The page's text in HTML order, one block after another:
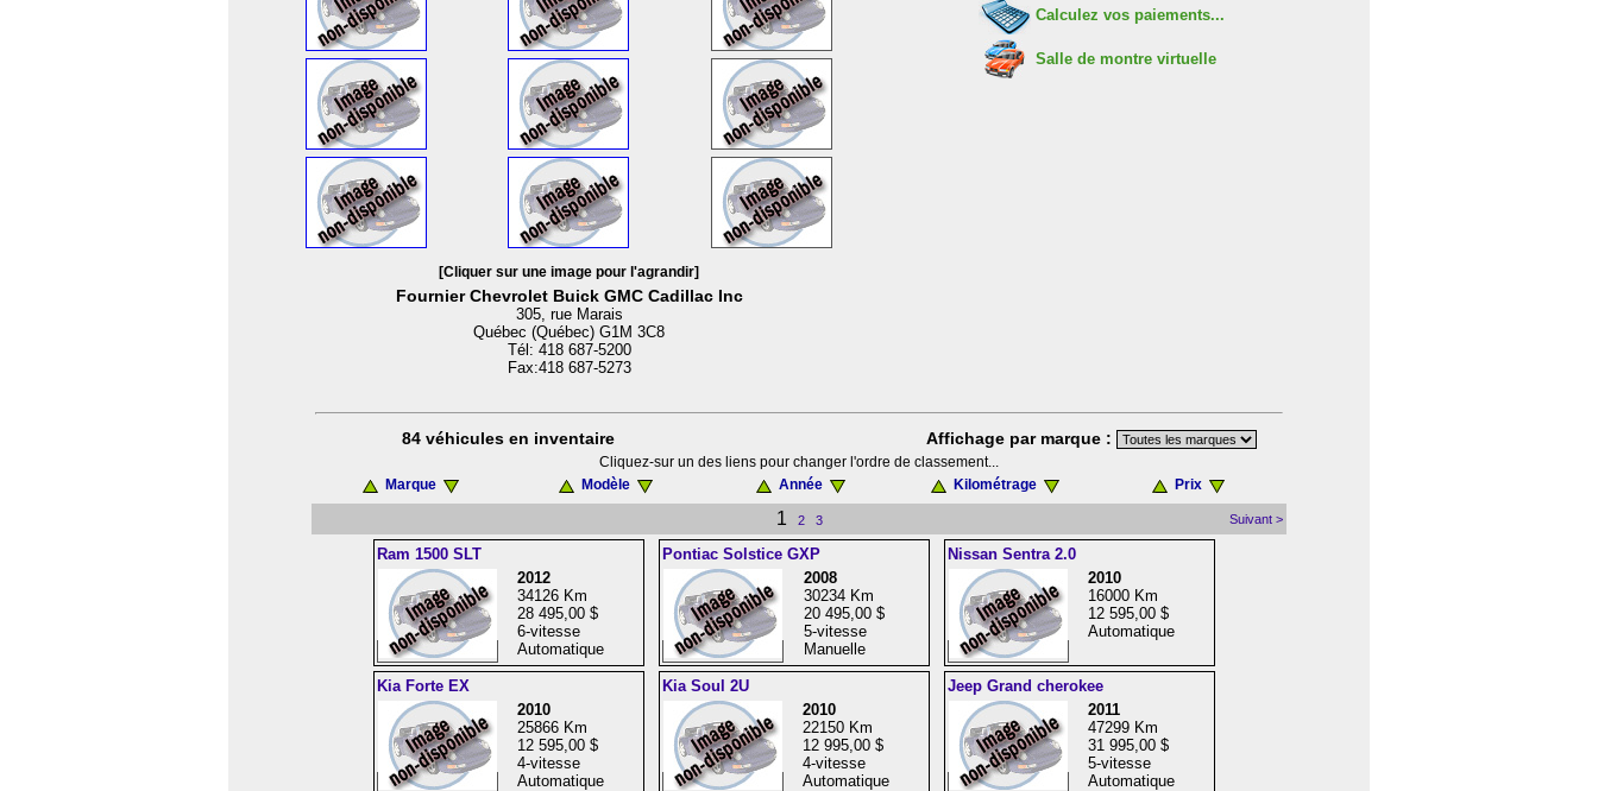
[Cliquer sur une image pour l'agrandir]
Calculez vos paiements...
Salle de montre virtuelle
Fournier Chevrolet Buick GMC Cadillac Inc
305, rue Marais
Québec (Québec) G1M 3C8
Tél: 418 687-5200
Fax:418 687-5273
84 véhicules en inventaire Affichage par marque :
Cliquez-sur un des liens pour changer l'ordre de classement...
Marque
Modèle Année Kilométrage Prix
1 2 3 Suivant >
Ram 1500 SLT
2012
34126 Km
28 495,00 $
6-vitesse
Automatique
Pontiac Solstice GXP
2008
30234 Km
20 495,00 $
5-vitesse
Manuelle
Nissan Sentra 2.0
2010
16000 Km
12 595,00 $
Automatique
Kia Forte EX
2010
25866 Km
12 595,00 $
4-vitesse
Automatique
Kia Soul 2U
2010
22150 Km
12 995,00 $
4-vitesse
Automatique
Jeep Grand cherokee
2011
47299 Km
31 995,00 $
5-vitesse
Automatique